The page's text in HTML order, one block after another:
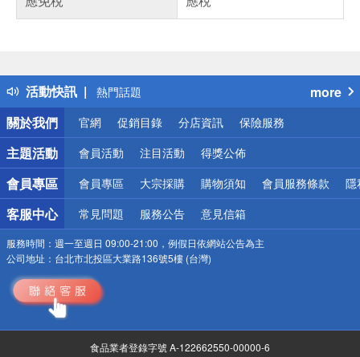
活動快訊
得獎公告
熱門話題
銀行優惠
偏遠地區配送
詐騙網頁！請小心！
more
關於我們
官網 促銷目錄 分店資訊 保險服務
主題活動 會員活動 注目活動 得獎公佈
會員專區 會員專區 大宗採購 購物須知 會員服務條款 隱
客服中心 常見問題 服務公告 意見信箱
服務時間： 週一至週日 09:00-21:00，例假日依網站公告為主
公司地址： 台北市北投區大業路136號5樓 (台灣)
食品業者登錄字號 A-122662550-00000-6